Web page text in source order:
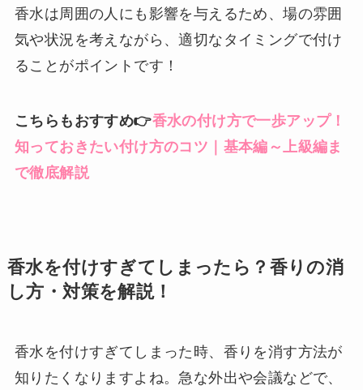
香水は周囲の人にも影響を与えるため、場の雰囲
気や状況を考えながら、適切なタイミングで付け
ることがポイントです！
こちらもおすすめ👉香水の付け方で一歩アップ！
知っておきたい付け方のコツ｜基本編～上級編ま
で徹底解説
香水を付けすぎてしまったら？香りの消
し方・対策を解説！
香水を付けすぎてしまった時、香りを消す方法が
知りたくなりますよね。急な外出や会議などで、